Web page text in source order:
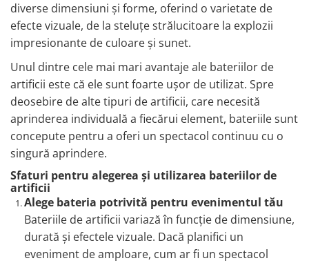
diverse dimensiuni și forme, oferind o varietate de
efecte vizuale, de la steluțe strălucitoare la explozii
impresionante de culoare și sunet.
Unul dintre cele mai mari avantaje ale bateriilor de
artificii este că ele sunt foarte ușor de utilizat. Spre
deosebire de alte tipuri de artificii, care necesită
aprinderea individuală a fiecărui element, bateriile sunt
concepute pentru a oferi un spectacol continuu cu o
singură aprindere.
Sfaturi pentru alegerea și utilizarea bateriilor de
artificii
Alege bateria potrivită pentru evenimentul tău
Bateriile de artificii variază în funcție de dimensiune,
durată și efectele vizuale. Dacă planifici un
eveniment de amploare, cum ar fi un spectacol